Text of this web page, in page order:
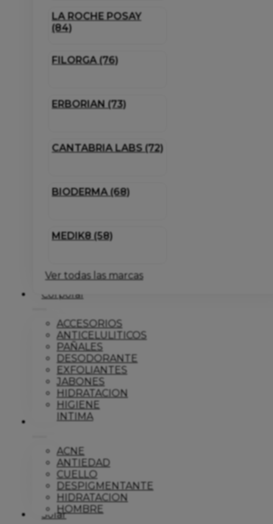
LA ROCHE POSAY
(84)
FILORGA (76)
ERBORIAN (73)
CANTABRIA LABS (72)
BIODERMA (68)
MEDIK8 (58)
Ver todas las marcas
Corporal
ACCESORIOS
ANTICELULITICOS
PAÑALES
DESODORANTE
EXFOLIANTES
JABONES
HIDRATACION
HIGIENE
INTIMA
Dermo
ACNE
ANTIEDAD
CUELLO
DESPIGMENTANTE
HIDRATACION
HOMBRE
Solar